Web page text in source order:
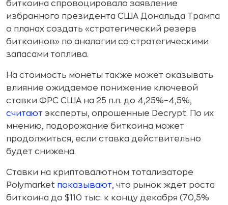
биткоина спровоцировало заявление
избранного президента США Дональда Трампа
о планах создать «стратегический резерв
биткоинов» по аналогии со стратегическими
запасами топлива.
На стоимость монеты также может оказывать
влияние ожидаемое понижение ключевой
ставки ФРС США на 25 п.п. до 4,25%–4,5%,
считают эксперты, опрошенные Decrypt. По их
мнению, подорожание биткоина может
продолжиться, если ставка действительно
будет снижена.
Ставки на криптовалютном тотализаторе
Polymarket показывают, что рынок ждет роста
биткоина до $110 тыс. к концу декабря (70,5%